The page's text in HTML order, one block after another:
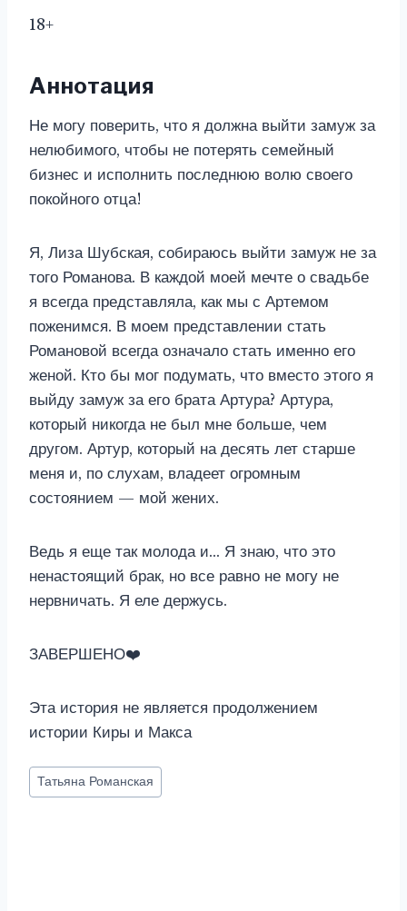
18+
Аннотация
Не могу поверить, что я должна выйти замуж за
нелюбимого, чтобы не потерять семейный
бизнес и исполнить последнюю волю своего
покойного отца!
Я, Лиза Шубская, собираюсь выйти замуж не за
того Романова. В каждой моей мечте о свадьбе
я всегда представляла, как мы с Артемом
поженимся. В моем представлении стать
Романовой всегда означало стать именно его
женой. Кто бы мог подумать, что вместо этого я
выйду замуж за его брата Артура? Артура,
который никогда не был мне больше, чем
другом. Артур, который на десять лет старше
меня и, по слухам, владеет огромным
состоянием — мой жених.
Ведь я еще так молода и… Я знаю, что это
ненастоящий брак, но все равно не могу не
нервничать. Я еле держусь.
ЗАВЕРШЕНО❤️
Эта история не является продолжением
истории Киры и Макса
Метки
записи:
Татьяна Романская